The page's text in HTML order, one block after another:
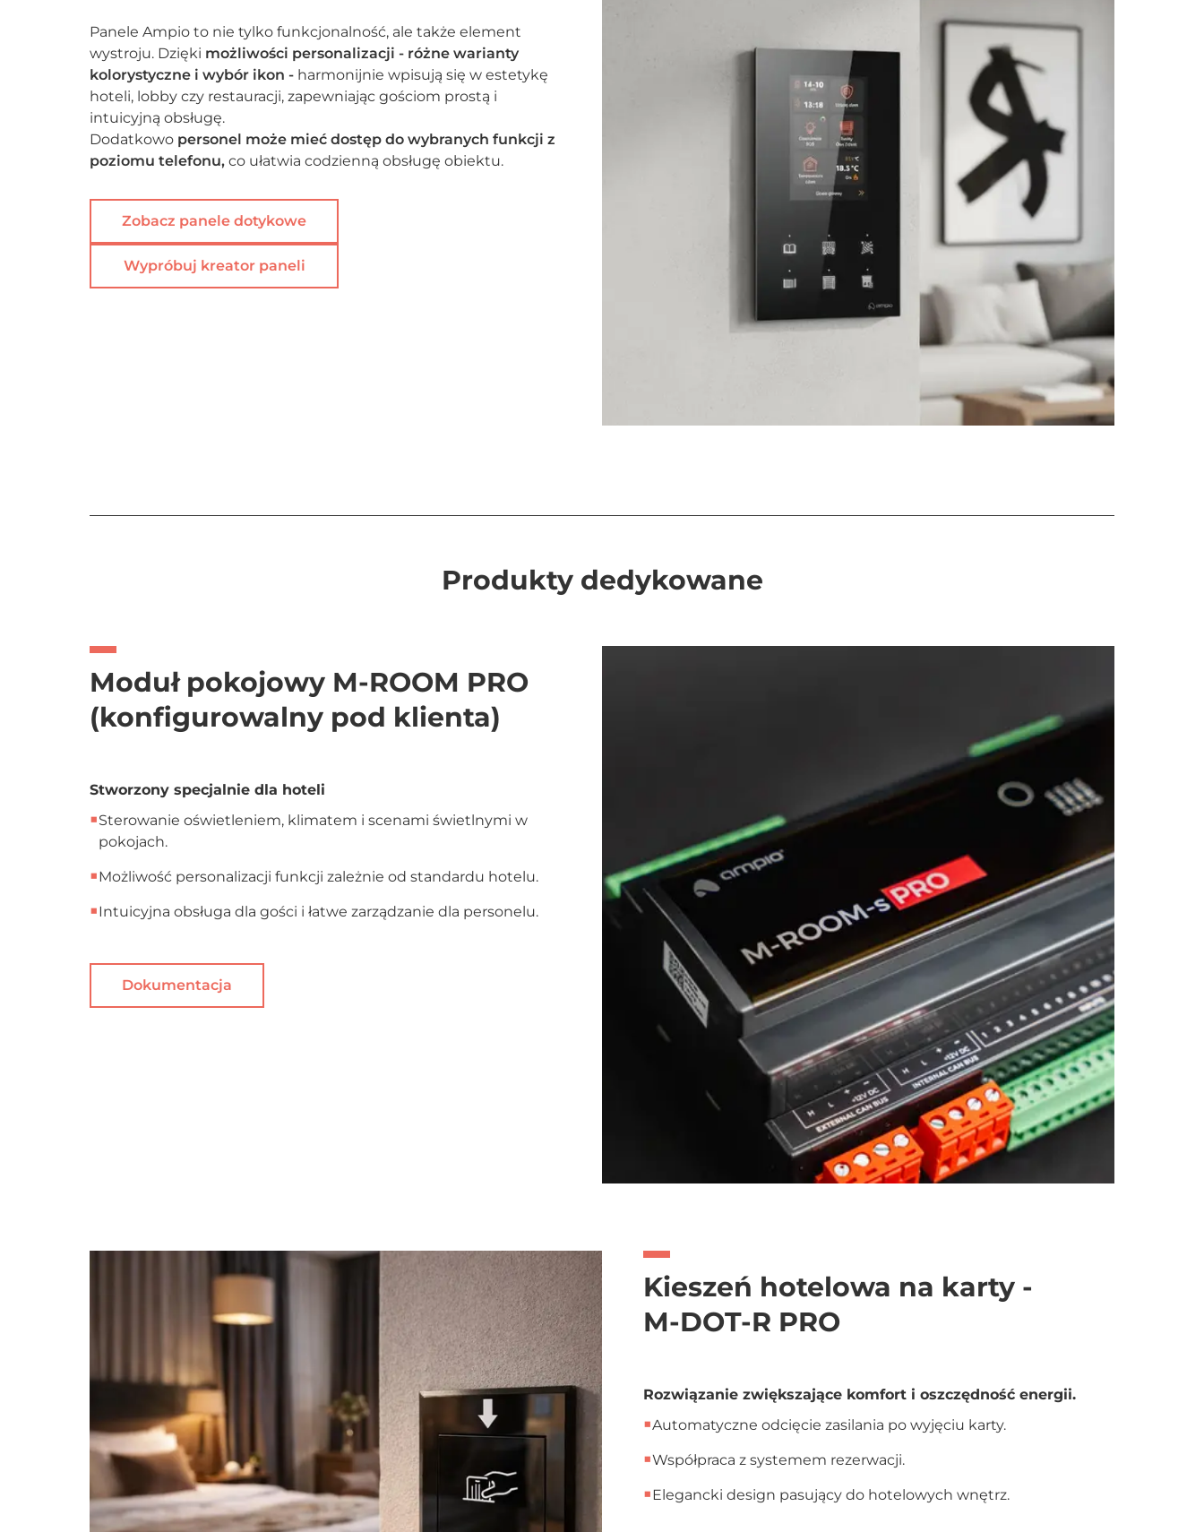
Panele Ampio to nie tylko funkcjonalność, ale także element
wystroju. Dzięki możliwości personalizacji - różne warianty
kolorystyczne i wybór ikon - harmonijnie wpisują się w estetykę
hoteli, lobby czy restauracji, zapewniając gościom prostą i
intuicyjną obsługę.
Dodatkowo personel może mieć dostęp do wybranych funkcji z
poziomu telefonu, co ułatwia codzienną obsługę obiektu.
Zobacz panele dotykowe
Wypróbuj kreator paneli
Produkty dedykowane
Moduł pokojowy M-ROOM PRO
(konfigurowalny pod klienta)
Stworzony specjalnie dla hoteli
■Sterowanie oświetleniem, klimatem i scenami świetlnymi w
pokojach.
■Możliwość personalizacji funkcji zależnie od standardu hotelu.
■Intuicyjna obsługa dla gości i łatwe zarządzanie dla personelu.
Dokumentacja
Kieszeń hotelowa na karty -
M-DOT-R PRO
Rozwiązanie zwiększające komfort i oszczędność energii.
■Automatyczne odcięcie zasilania po wyjęciu karty.
■Współpraca z systemem rezerwacji.
■Elegancki design pasujący do hotelowych wnętrz.